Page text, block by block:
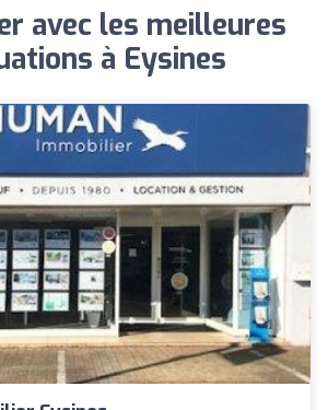
avec les meilleures
à Eysines